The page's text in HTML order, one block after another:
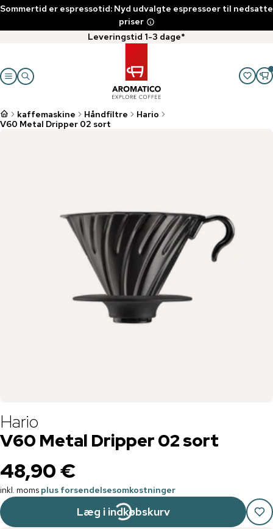
Sommertid er espressotid: Nyd udvalgte espressoer til nedsatte
priser
Leveringstid 1-3 dage*
kaffemaskine Håndfiltre
Hario
V60 Metal Dripper 02 sort
Hario
V60 Metal Dripper 02 sort
48,90 €
inkl. moms plus forsendelsesomkostninger
Læg i indkøbskurv